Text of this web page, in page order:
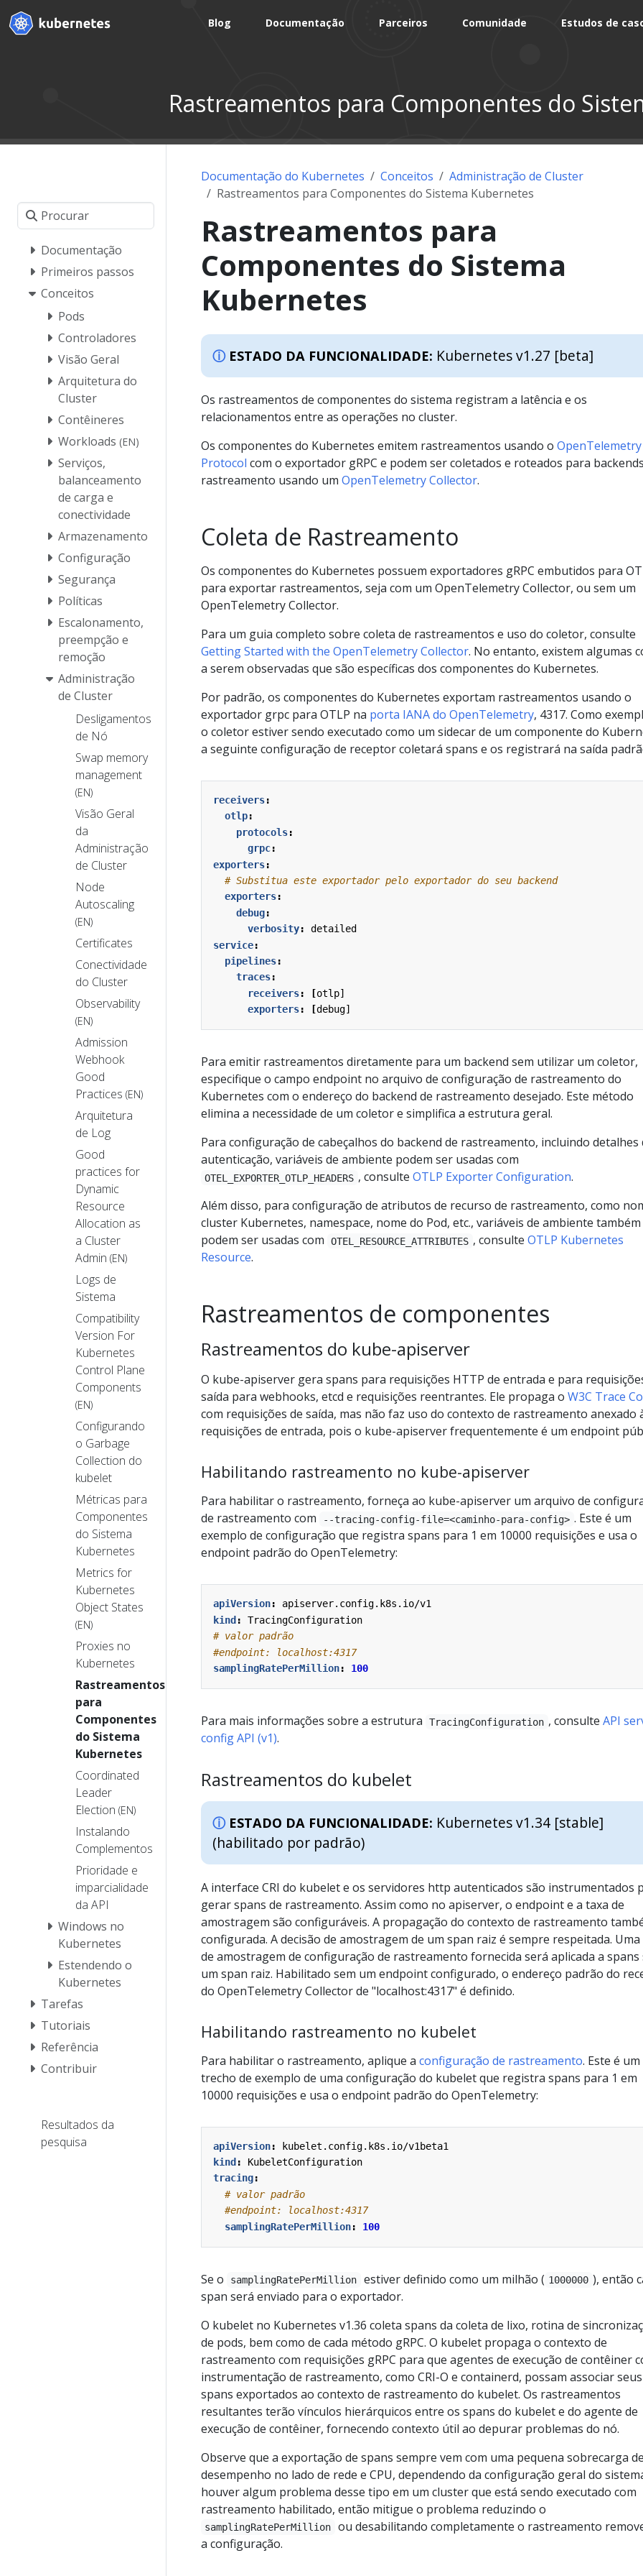
Blog Documentação Parceiros Comunidade Estudos de
Rastreamentos para Componentes do
Documentação
Primeiros passos
Conceitos
Pods
Controladores
Visão Geral
Arquitetura do
Cluster
Contêineres
Workloads (EN)
Serviços,
balanceamento
de carga e
conectividade
Armazenamento
Configuração
Segurança
Políticas
Escalonamento,
preempção e
remoção
Administração
de Cluster
Desligamentos
de Nó
Swap memory
management
(EN)
Visão Geral
da
Administração
de Cluster
Node
Autoscaling
(EN)
Certificates
Conectividade
do Cluster
Observability
(EN)
Admission
Webhook
Good
Practices (EN)
Arquitetura
de Log
Good
practices for
Dynamic
Resource
Allocation as
a Cluster
Admin (EN)
Logs de
Sistema
Compatibility
Version For
Kubernetes
Control Plane
Components
(EN)
Configurando
o Garbage
Collection do
kubelet
Métricas para
Componentes
do Sistema
Kubernetes
Metrics for
Kubernetes
Object States
(EN)
Proxies no
Kubernetes
Rastreamentos
para
Componentes
do Sistema
Kubernetes
Coordinated
Leader
Election (EN)
Instalando
Complementos
Prioridade e
imparcialidade
da API
Windows no
Kubernetes
Estendendo o
Kubernetes
Tarefas
Tutoriais
Referência
Contribuir
Resultados da
pesquisa
Documentação do Kubernetes Conceitos
Administração de Cluster
Rastreamentos para Componentes do Sistema Kubernetes
Rastreamentos para
Componentes do Sistema
Kubernetes
ESTADO DA FUNCIONALIDADE: Kubernetes v1.27 [beta]
Os rastreamentos de componentes do sistema registram a latência e os
relacionamentos entre as operações no cluster.
Os componentes do Kubernetes emitem rastreamentos usando o OpenTelemetry
Protocol com o exportador gRPC e podem ser coletados e roteados para
rastreamento usando um OpenTelemetry Collector.
Coleta de Rastreamento
Os componentes do Kubernetes possuem exportadores gRPC embutidos para
para exportar rastreamentos, seja com um OpenTelemetry Collector, ou sem um
OpenTelemetry Collector.
Para um guia completo sobre coleta de rastreamentos e uso do coletor, consulte
Getting Started with the OpenTelemetry Collector. No entanto, existem algumas
a serem observadas que são específicas dos componentes do Kubernetes.
Por padrão, os componentes do Kubernetes exportam rastreamentos usando o
exportador grpc para OTLP na porta IANA do OpenTelemetry, 4317. Como
o coletor estiver sendo executado como um sidecar de um componente do
a seguinte configuração de receptor coletará spans e os registrará na saída
receivers:
otlp:
protocols:
grpc:
exporters:
# Substitua este exportador pelo exportador do seu backend
exporters:
debug:
verbosity:
detailed
service:
pipelines:
traces:
receivers: [otlp]
exporters: [debug]
Para emitir rastreamentos diretamente para um backend sem utilizar um coletor,
especifique o campo endpoint no arquivo de configuração de rastreamento do
Kubernetes com o endereço do backend de rastreamento desejado. Este método
elimina a necessidade de um coletor e simplifica a estrutura geral.
Para configuração de cabeçalhos do backend de rastreamento, incluindo detalhes
autenticação, variáveis de ambiente podem ser usadas com
OTEL_EXPORTER_OTLP_HEADERS , consulte OTLP Exporter Configuration.
Além disso, para configuração de atributos de recurso de rastreamento, como
cluster Kubernetes, namespace, nome do Pod, etc., variáveis de ambiente também
podem ser usadas com
OTEL_RESOURCE_ATTRIBUTES , consulte OTLP Kubernetes
Resource.
Rastreamentos de componentes
Rastreamentos do kube-apiserver
O kube-apiserver gera spans para requisições HTTP de entrada e para
saída para webhooks, etcd e requisições reentrantes. Ele propaga o W3C Trace
com requisições de saída, mas não faz uso do contexto de rastreamento anexado
requisições de entrada, pois o kube-apiserver frequentemente é um endpoint
Habilitando rastreamento no kube-apiserver
Para habilitar o rastreamento, forneça ao kube-apiserver um arquivo de
de rastreamento com
--tracing-config-file=<caminho-para-config> . Este é um
exemplo de configuração que registra spans para 1 em 10000 requisições e usa o
endpoint padrão do OpenTelemetry:
apiVersion:
apiserver.config.k8s.io/v1
kind :
TracingConfiguration
# valor padrão
#endpoint: localhost:4317
samplingRatePerMillion: 100
Para mais informações sobre a estrutura TracingConfiguration , consulte API
config API (v1).
Rastreamentos do kubelet
ESTADO DA FUNCIONALIDADE: Kubernetes v1.34 [stable]
(habilitado por padrão)
A interface CRI do kubelet e os servidores http autenticados são instrumentados
gerar spans de rastreamento. Assim como no apiserver, o endpoint e a taxa de
amostragem são configuráveis. A propagação do contexto de rastreamento
configurada. A decisão de amostragem de um span raiz é sempre respeitada. Uma
de amostragem de configuração de rastreamento fornecida será aplicada a spans
um span raiz. Habilitado sem um endpoint configurado, o endereço padrão do
do OpenTelemetry Collector de "localhost:4317" é definido.
Habilitando rastreamento no kubelet
Para habilitar o rastreamento, aplique a configuração de rastreamento. Este é um
trecho de exemplo de uma configuração do kubelet que registra spans para 1 em
10000 requisições e usa o endpoint padrão do OpenTelemetry:
apiVersion:
kubelet.config.k8s.io/v1beta1
kind :
KubeletConfiguration
tracing:
# valor padrão
#endpoint: localhost:4317
samplingRatePerMillion: 100
Se o samplingRatePerMillion estiver definido como um milhão ( 1000000 ), então
span será enviado para o exportador.
O kubelet no Kubernetes v1.36 coleta spans da coleta de lixo, rotina de
de pods, bem como de cada método gRPC. O kubelet propaga o contexto de
rastreamento com requisições gRPC para que agentes de execução de contêiner
instrumentação de rastreamento, como CRI-O e containerd, possam associar seus
spans exportados ao contexto de rastreamento do kubelet. Os rastreamentos
resultantes terão vínculos hierárquicos entre os spans do kubelet e do agente de
execução de contêiner, fornecendo contexto útil ao depurar problemas do nó.
Observe que a exportação de spans sempre vem com uma pequena sobrecarga de
desempenho no lado de rede e CPU, dependendo da configuração geral do
houver algum problema desse tipo em um cluster que está sendo executado com
rastreamento habilitado, então mitigue o problema reduzindo o
samplingRatePerMillion
ou desabilitando completamente o rastreamento
a configuração.